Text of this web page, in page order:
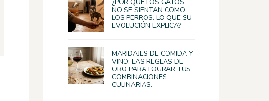
¿POR QUÉ LOS GATOS
NO SE SIENTAN COMO
LOS PERROS: LO QUE SU
EVOLUCIÓN EXPLICA?
MARIDAJES DE COMIDA Y
VINO: LAS REGLAS DE
ORO PARA LOGRAR TUS
COMBINACIONES
CULINARIAS.